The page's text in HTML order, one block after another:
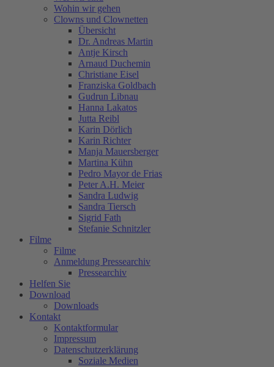
Wohin wir gehen
Clowns und Clownetten
Übersicht
Dr. Andreas Martin
Antje Kirsch
Arnaud Duchemin
Christiane Eisel
Franziska Goldbach
Gudrun Libnau
Hanna Lakatos
Jutta Reibl
Karin Dörlich
Karin Richter
Manja Mauersberger
Martina Kühn
Pedro Mayor de Frias
Peter A.H. Meier
Sandra Ludwig
Sandra Tiersch
Sigrid Fath
Stefanie Schnitzler
Filme
Filme
Anmeldung Pressearchiv
Pressearchiv
Helfen Sie
Download
Downloads
Kontakt
Kontaktformular
Impressum
Datenschutzerklärung
Soziale Medien